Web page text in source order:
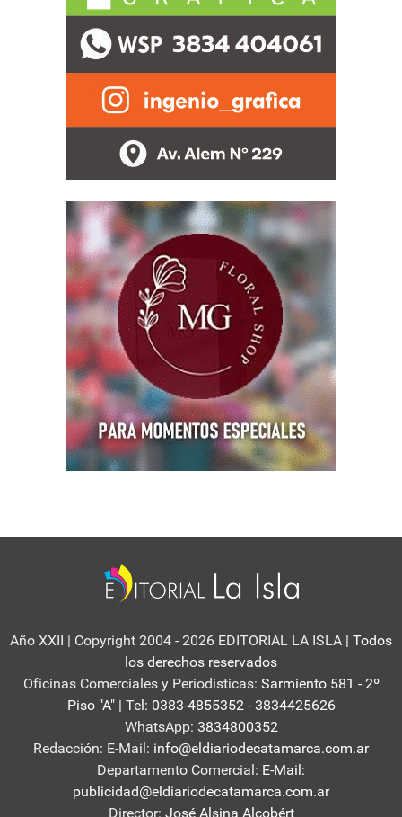
Año XXII | Copyright 2004 - 2026 EDITORIAL LA ISLA | Todos
los derechos reservados
Oficinas Comerciales y Periodisticas: Sarmiento 581 - 2º
Piso "A" | Tel: 0383-4855352 - 3834425626
WhatsApp: 3834800352
Redacción: E-Mail: info@eldiariodecatamarca.com.ar
Departamento Comercial: E-Mail:
publicidad@eldiariodecatamarca.com.ar
Director: José Alsina Alcobért